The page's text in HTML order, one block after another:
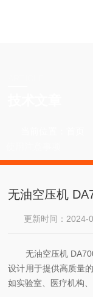
无油空压机
更新时间：2024-
无油空压机
设计用于提供高质量
如实验室、医疗机构